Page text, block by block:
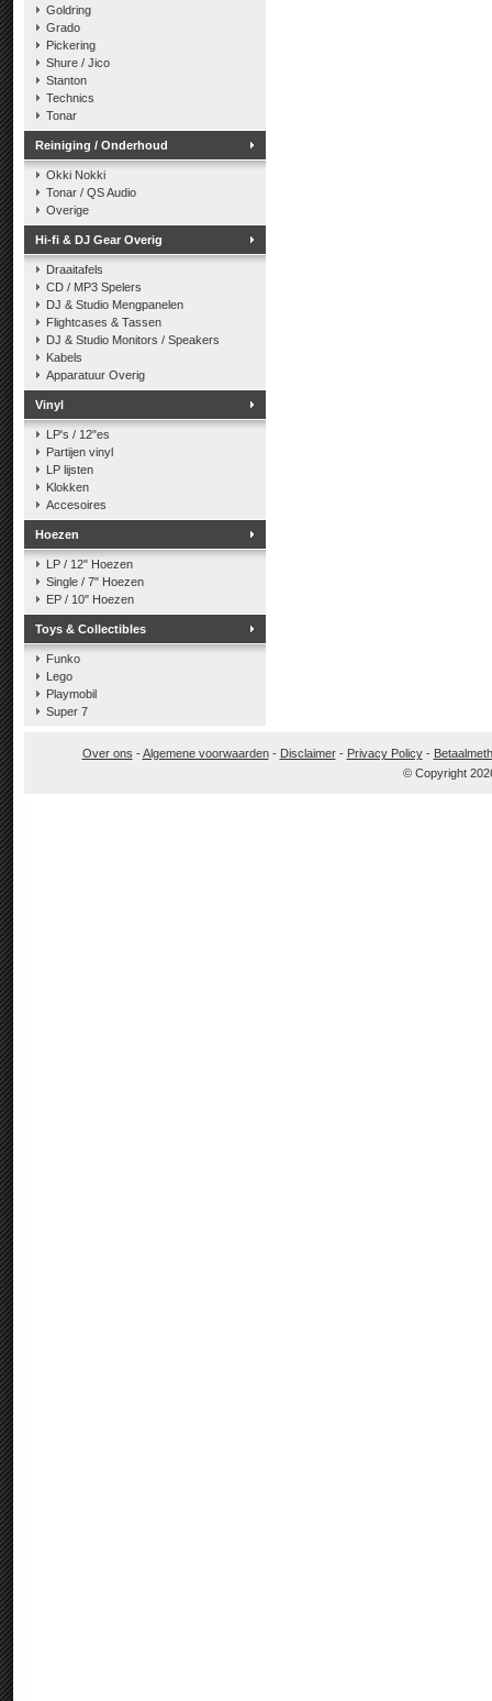
Goldring
Grado
Pickering
Shure / Jico
Stanton
Technics
Tonar
Reiniging / Onderhoud
Okki Nokki
Tonar / QS Audio
Overige
Hi-fi & DJ Gear Overig
Draaitafels
CD / MP3 Spelers
DJ & Studio Mengpanelen
Flightcases & Tassen
DJ & Studio Monitors / Speakers
Kabels
Apparatuur Overig
Vinyl
LP's / 12"es
Partijen vinyl
LP lijsten
Klokken
Accesoires
Hoezen
LP / 12" Hoezen
Single / 7" Hoezen
EP / 10" Hoezen
Toys & Collectibles
Funko
Lego
Playmobil
Super 7
Over ons -Algemene voorwaarden- Disclaimer- Privacy Policy-
© Copyright